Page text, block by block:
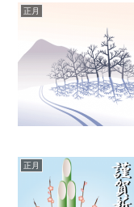
正月
正月